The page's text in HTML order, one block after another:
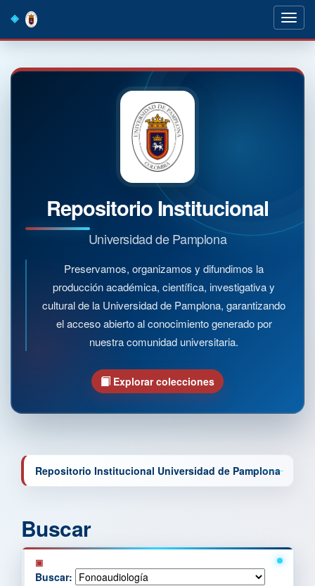
navigation
Repositorio Institucional
Universidad de Pamplona
Preservamos, organizamos y difundimos la
producción académica, científica, investigativa y
cultural de la Universidad de Pamplona, garantizando
el acceso abierto al conocimiento generado por
nuestra comunidad universitaria.
Explorar colecciones
Repositorio Institucional Universidad de Pamplona
Buscar
Buscar: